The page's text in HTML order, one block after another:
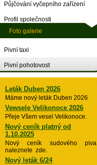
Půjčování vyčepního zařízení
Profil společnosti
Foto galerie
Pivní taxi
Pivní pohotovost
Leták Duben 2026
Máme nový leták Duben 2026
Vewsele Velikonoce 2026
Přeje Všem vesel Velikonoce.
Nový ceník platný od
1.10.2025
Nový ceník sudového piva
naleznete zde.
Nový leták 6/24